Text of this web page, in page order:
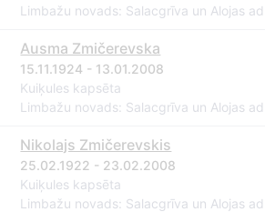
Limbažu novads: Salacgrīva un Alojas
Ausma Zmičerevska
15.11.1924 - 13.01.2008
Kuiķules kapsēta
Limbažu novads: Salacgrīva un Alojas
Nikolajs Zmičerevskis
25.02.1922 - 23.02.2008
Kuiķules kapsēta
Limbažu novads: Salacgrīva un Alojas